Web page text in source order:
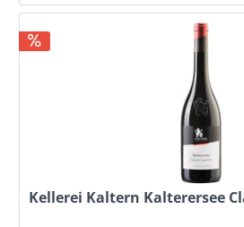
Kellerei Kaltern Kalterersee